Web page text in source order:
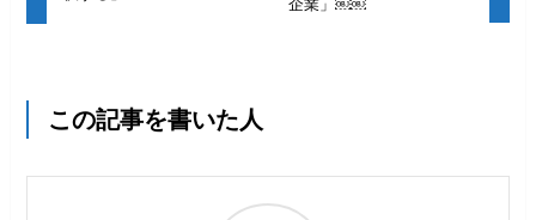
企業」￼￼
この記事を書いた人